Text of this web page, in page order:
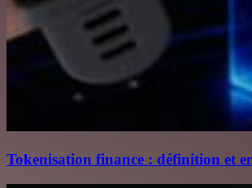
Tokenisation finance : définition et